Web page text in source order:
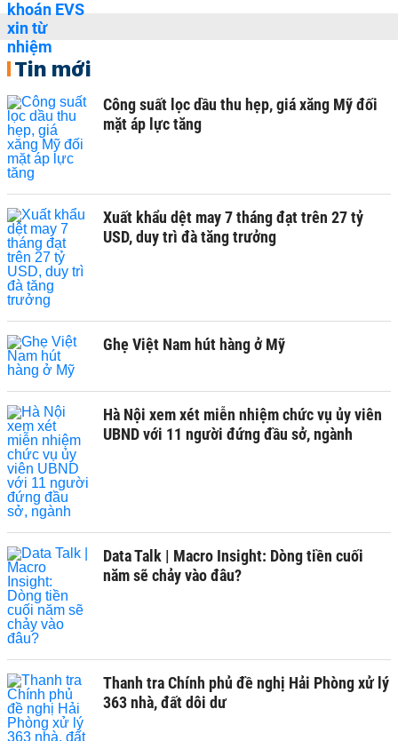
Tin mới
Công suất lọc dầu thu hẹp, giá xăng Mỹ đối
mặt áp lực tăng
Xuất khẩu dệt may 7 tháng đạt trên 27 tỷ
USD, duy trì đà tăng trưởng
Ghẹ Việt Nam hút hàng ở Mỹ
Hà Nội xem xét miễn nhiệm chức vụ ủy viên
UBND với 11 người đứng đầu sở, ngành
Data Talk | Macro Insight: Dòng tiền cuối
năm sẽ chảy vào đâu?
Thanh tra Chính phủ đề nghị Hải Phòng xử lý
363 nhà, đất dôi dư